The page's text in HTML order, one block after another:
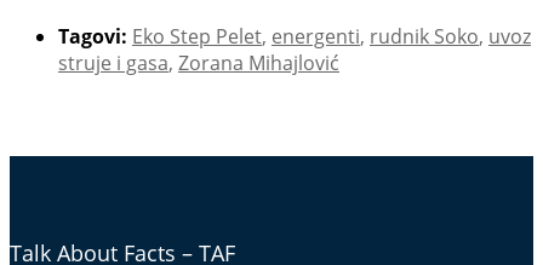
Tagovi: Eko Step Pelet, energenti, rudnik Soko, uvoz
struje i gasa, Zorana Mihajlović
Talk About Facts – TAF